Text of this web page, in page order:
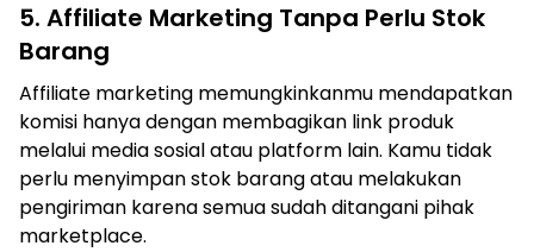
5. Affiliate Marketing Tanpa Perlu Stok
Barang
Affiliate marketing memungkinkanmu mendapatkan
komisi hanya dengan membagikan link produk
melalui media sosial atau platform lain. Kamu tidak
perlu menyimpan stok barang atau melakukan
pengiriman karena semua sudah ditangani pihak
marketplace.